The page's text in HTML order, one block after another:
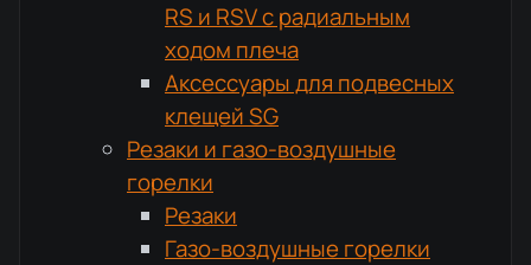
RS и RSV с радиальным
ходом плеча
Аксессуары для подвесных
клещей SG
Резаки и газо-воздушные
горелки
Резаки
Газо-воздушные горелки